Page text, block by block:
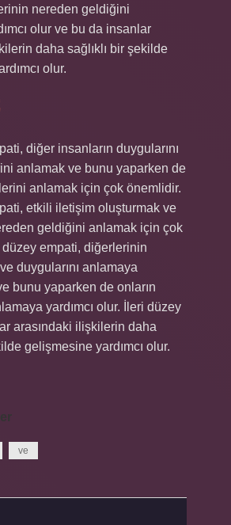
nereden geldiğini
olur ve bu da insanlar
daha sağlıklı bir şekilde
olur.
diğer insanların duygularını
anlamak ve bunu yaparken de
anlamak için çok önemlidir.
etkili iletişim oluşturmak ve
geldiğini anlamak için çok
empati, diğerlerinin
duygularını anlamaya
bunu yaparken de onların
yardımcı olur. İleri düzey
arasındaki ilişkilerin daha
gelişmesine yardımcı olur.
ve